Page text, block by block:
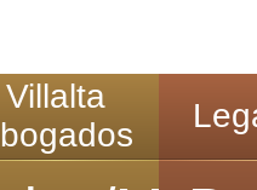
Villalta